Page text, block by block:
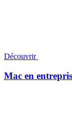
Découvrir
Mac en